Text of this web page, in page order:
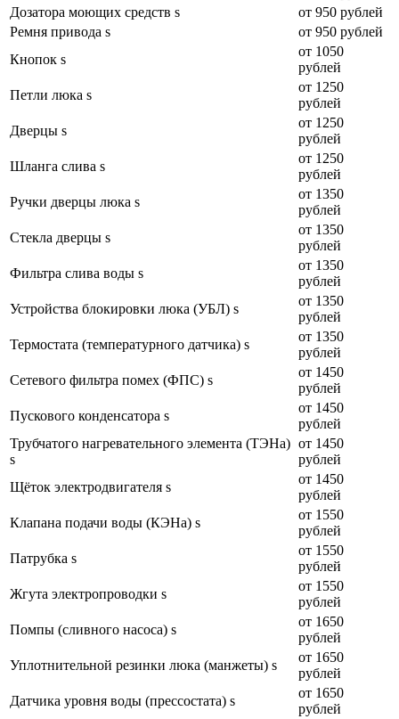
Дозатора моющих средств s
от 950 рублей
Ремня привода s
от 950 рублей
Кнопок s
от 1050
рублей
Петли люка s
от 1250
рублей
Дверцы s
от 1250
рублей
Шланга слива s
от 1250
рублей
Ручки дверцы люка s
от 1350
рублей
Стекла дверцы s
от 1350
рублей
Фильтра слива воды s
от 1350
рублей
Устройства блокировки люка (УБЛ) s
от 1350
рублей
Термостата (температурного датчика) s
от 1350
рублей
Сетевого фильтра помех (ФПС) s
от 1450
рублей
Пускового конденсатора s
от 1450
рублей
Трубчатого нагревательного элемента (ТЭНа)
s
от 1450
рублей
Щёток электродвигателя s
от 1450
рублей
Клапана подачи воды (КЭНа) s
от 1550
рублей
Патрубка s
от 1550
рублей
Жгута электропроводки s
от 1550
рублей
Помпы (сливного насоса) s
от 1650
рублей
Уплотнительной резинки люка (манжеты) s
от 1650
рублей
Датчика уровня воды (прессостата) s
от 1650
рублей